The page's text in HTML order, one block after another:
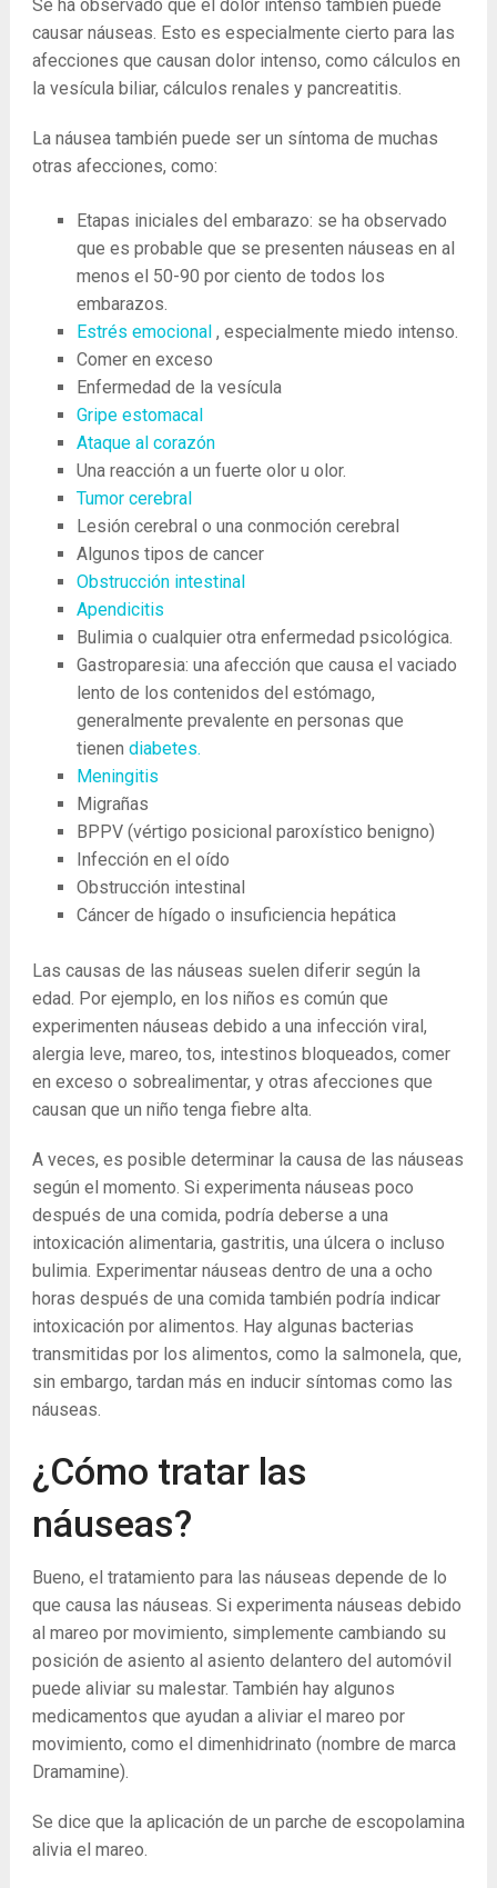
Se ha observado que el dolor intenso también puede
causar náuseas. Esto es especialmente cierto para las
afecciones que causan dolor intenso, como cálculos en
la vesícula biliar, cálculos renales y pancreatitis.
La náusea también puede ser un síntoma de muchas
otras afecciones, como:
Etapas iniciales del embarazo: se ha observado
que es probable que se presenten náuseas en al
menos el 50-90 por ciento de todos los
embarazos.
Estrés emocional, especialmente miedo intenso.
Comer en exceso
Enfermedad de la vesícula
Gripe estomacal
Ataque al corazón
Una reacción a un fuerte olor u olor.
Tumor cerebral
Lesión cerebral o una conmoción cerebral
Algunos tipos de cancer
Obstrucción intestinal
Apendicitis
Bulimia o cualquier otra enfermedad psicológica.
Gastroparesia: una afección que causa el vaciado
lento de los contenidos del estómago,
generalmente prevalente en personas que
tienen diabetes.
Meningitis
Migrañas
BPPV (vértigo posicional paroxístico benigno)
Infección en el oído
Obstrucción intestinal
Cáncer de hígado o insuficiencia hepática
Las causas de las náuseas suelen diferir según la
edad. Por ejemplo, en los niños es común que
experimenten náuseas debido a una infección viral,
alergia leve, mareo, tos, intestinos bloqueados, comer
en exceso o sobrealimentar, y otras afecciones que
causan que un niño tenga fiebre alta.
A veces, es posible determinar la causa de las náuseas
según el momento. Si experimenta náuseas poco
después de una comida, podría deberse a una
intoxicación alimentaria, gastritis, una úlcera o incluso
bulimia. Experimentar náuseas dentro de una a ocho
horas después de una comida también podría indicar
intoxicación por alimentos. Hay algunas bacterias
transmitidas por los alimentos, como la salmonela, que,
sin embargo, tardan más en inducir síntomas como las
náuseas.
¿Cómo tratar las
náuseas?
Bueno, el tratamiento para las náuseas depende de lo
que causa las náuseas. Si experimenta náuseas debido
al mareo por movimiento, simplemente cambiando su
posición de asiento al asiento delantero del automóvil
puede aliviar su malestar. También hay algunos
medicamentos que ayudan a aliviar el mareo por
movimiento, como el dimenhidrinato (nombre de marca
Dramamine).
Se dice que la aplicación de un parche de escopolamina
alivia el mareo.